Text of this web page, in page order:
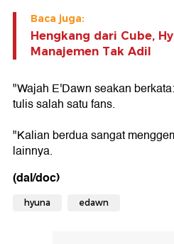
Baca juga:
Hengkang dari Cube,
Manajemen Tak Adil
"Wajah E'Dawn seakan
tulis salah satu fans.
"Kalian berdua sangat
lainnya.
(dal/doc)
hyuna edawn